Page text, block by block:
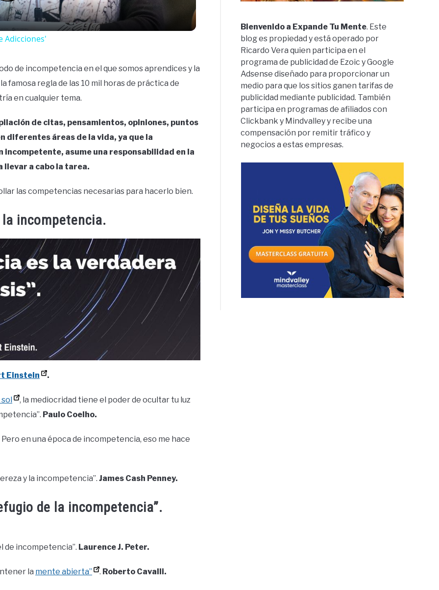
Adicciones'
de incompetencia en el que somos aprendices y la
regla de las 10 mil horas de práctica de
en cualquier tema.
de citas, pensamientos, opiniones, puntos
diferentes áreas de la vida, ya que la
asume una responsabilidad en la
llevar a cabo la tarea.
las competencias necesarias para hacerlo bien.
incompetencia.
Einstein .
, la mediocridad tiene el poder de ocultar tu luz
Paulo Coelho.
en una época de incompetencia, eso me hace
y la incompetencia”. James Cash Penney.
de la incompetencia”.
de incompetencia”. Laurence J. Peter.
la mente abierta” . Roberto Cavalli.
Bienvenido a Expande Tu Mente. Este
blog es propiedad y está operado por
Ricardo Vera quien participa en el
programa de publicidad de Ezoic y Google
Adsense diseñado para proporcionar un
medio para que los sitios ganen tarifas de
publicidad mediante publicidad. También
participa en programas de afiliados con
Clickbank y Mindvalley y recibe una
compensación por remitir tráfico y
negocios a estas empresas.